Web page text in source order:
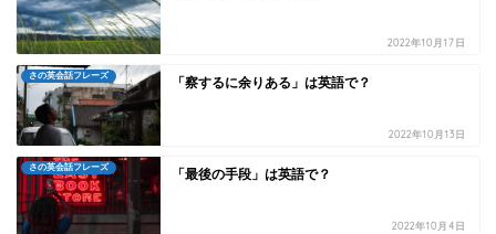
2022年10月17日
さの英会話フレーズ 「察するに余りある」は英語で？
2022年10月13日
さの英会話フレーズ 「最後の手段」は英語で？
2022年10月4日